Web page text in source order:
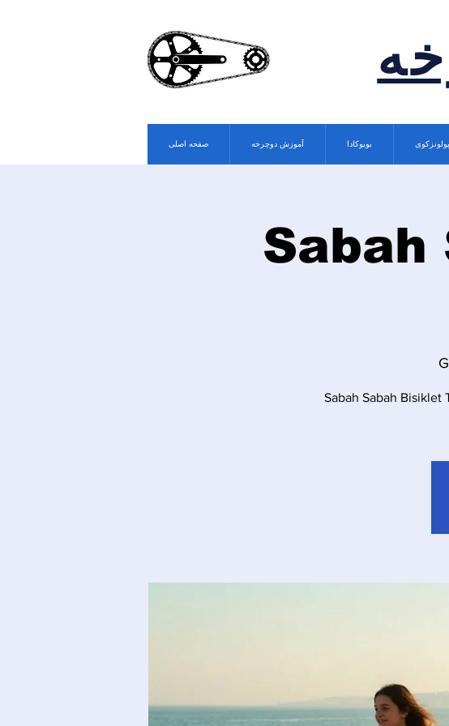
صفحه اصلی آموزش دوچرخه بویوکادا پولونزکوی
"Sabah Sabah